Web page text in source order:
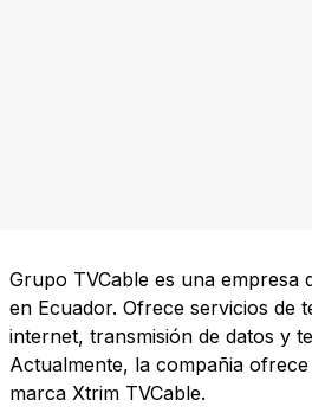
Grupo TVCable es una empresa
en Ecuador. Ofrece servicios de
internet, transmisión de datos y
Actualmente, la compañia
marca Xtrim TVCable.